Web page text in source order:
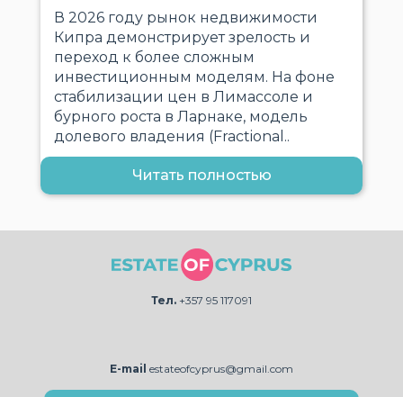
В 2026 году рынок недвижимости
Кипра демонстрирует зрелость и
переход к более сложным
инвестиционным моделям. На фоне
стабилизации цен в Лимассоле и
бурного роста в Ларнаке, модель
долевого владения (Fractional..
Читать полностью
Тел. +357 95 117091
E-mail estateofcyprus@gmail.com